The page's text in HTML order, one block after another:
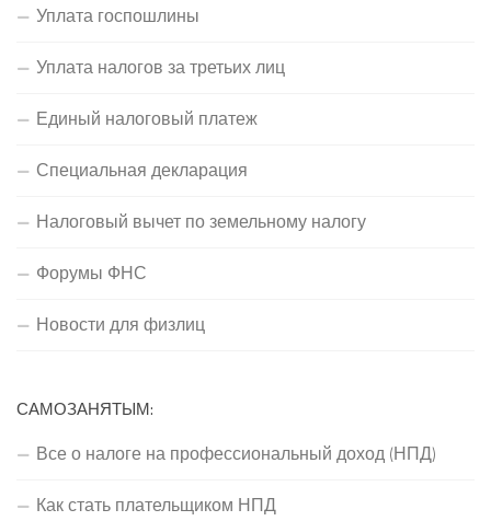
Уплата госпошлины
Уплата налогов за третьих лиц
Единый налоговый платеж
Специальная декларация
Налоговый вычет по земельному налогу
Форумы ФНС
Новости для физлиц
САМОЗАНЯТЫМ:
Все о налоге на профессиональный доход (НПД)
Как стать плательщиком НПД